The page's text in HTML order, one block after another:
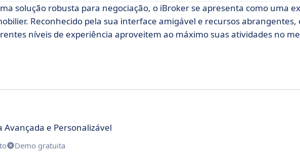
solução robusta para negociação, o iBroker se apresenta como uma
Reconhecido pela sua interface amigável e recursos abrangentes,
níveis de experiência aproveitem ao máximo suas atividades no
Avançada e Personalizável
Demo gratuita